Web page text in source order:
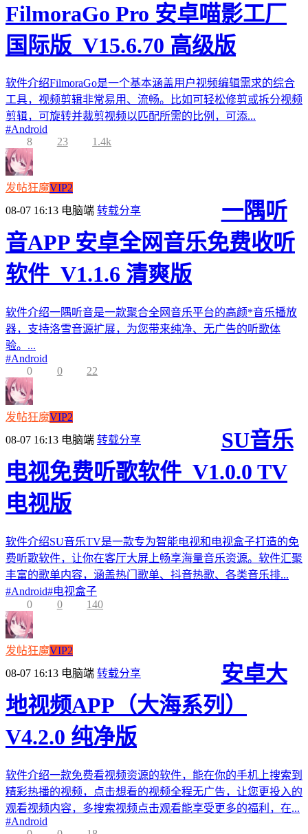
FilmoraGo Pro 安卓喵影工厂
国际版_V15.6.70 高级版
软件介绍FilmoraGo是一个基本涵盖用户视频编辑需求的综合
工具，视频剪辑非常易用、流畅。比如可轻松修剪或拆分视频
剪辑，可旋转并裁剪视频以匹配所需的比例，可添...
#Android
8
23 1.4k
发帖狂魔VIP2
08-07 16:13 电脑端 转载分享
一隅听
音APP 安卓全网音乐免费收听
软件_V1.1.6 清爽版
软件介绍一隅听音是一款聚合全网音乐平台的高颜*音乐播放
器，支持洛雪音源扩展，为您带来纯净、无广告的听歌体
验。...
#Android
0
0 22
发帖狂魔VIP2
08-07 16:13 电脑端 转载分享
SU音乐
电视免费听歌软件_V1.0.0 TV
电视版
软件介绍SU音乐TV是一款专为智能电视和电视盒子打造的免
费听歌软件，让你在客厅大屏上畅享海量音乐资源。软件汇聚
丰富的歌单内容，涵盖热门歌单、抖音热歌、各类音乐排...
#Android#电视盒子
0
0 140
发帖狂魔VIP2
08-07 16:13 电脑端 转载分享
安卓大
地视频APP（大海系列）
V4.2.0 纯净版
软件介绍一款免费看视频资源的软件，能在你的手机上搜索到
精彩热播的视频，点击想看的视频全程无广告，让您更投入的
观看视频内容，多搜索视频点击观看能享受更多的福利，在...
#Android